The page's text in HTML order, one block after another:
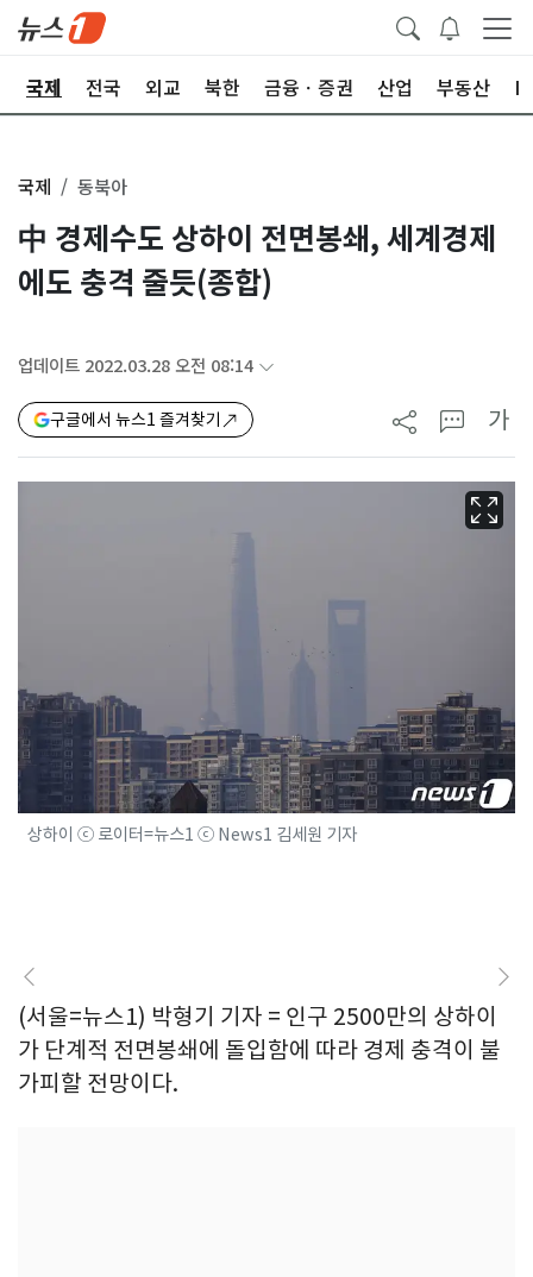
국제 전국 외교 북한 금융ㆍ증권 산업 부동산
국제 동북아
中 경제수도 상하이 전면봉쇄, 세계경제
에도 충격 줄듯(종합)
업데이트 2022.03.28 오전 08:14
구글에서 뉴스1 즐겨찾기 가
상하이 ⓒ 로이터=뉴스1 ⓒ News1 김세원 기자
(서울=뉴스1) 박형기 기자 = 인구 2500만의 상하이
가 단계적 전면봉쇄에 돌입함에 따라 경제 충격이 불
가피할 전망이다.